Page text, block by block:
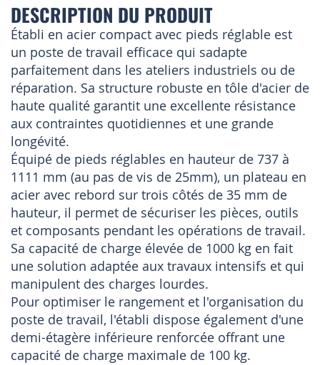
DESCRIPTION DU PRODUIT
Établi en acier compact avec pieds réglable est
un poste de travail efficace qui sadapte
parfaitement dans les ateliers industriels ou de
réparation. Sa structure robuste en tôle d'acier de
haute qualité garantit une excellente résistance
aux contraintes quotidiennes et une grande
longévité.
Équipé de pieds réglables en hauteur de 737 à
1111 mm (au pas de vis de 25mm), un plateau en
acier avec rebord sur trois côtés de 35 mm de
hauteur, il permet de sécuriser les pièces, outils
et composants pendant les opérations de travail.
Sa capacité de charge élevée de 1000 kg en fait
une solution adaptée aux travaux intensifs et qui
manipulent des charges lourdes.
Pour optimiser le rangement et l'organisation du
poste de travail, l'établi dispose également d'une
demi-étagère inférieure renforcée offrant une
capacité de charge maximale de 100 kg.